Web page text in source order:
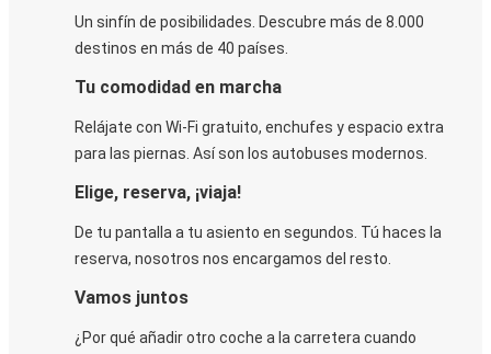
Un sinfín de posibilidades. Descubre más de 8.000
destinos en más de 40 países.
Tu comodidad en marcha
Relájate con Wi-Fi gratuito, enchufes y espacio extra
para las piernas. Así son los autobuses modernos.
Elige, reserva, ¡viaja!
De tu pantalla a tu asiento en segundos. Tú haces la
reserva, nosotros nos encargamos del resto.
Vamos juntos
¿Por qué añadir otro coche a la carretera cuando